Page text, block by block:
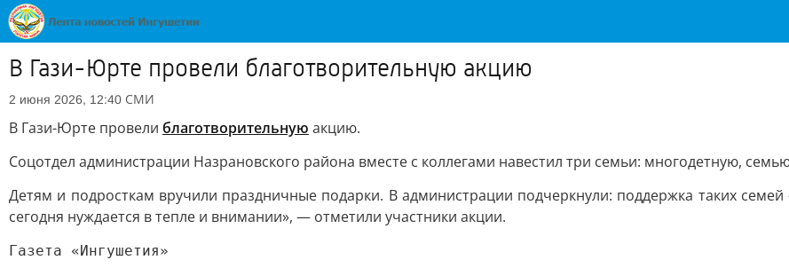
В Гази-Юрте провели благотворительную акцию
2 июня 2026, 12:40 СМИ
В Гази-Юрте провели благотворительную акцию.
Соцотдел администрации Назрановского района вместе с коллегами навестил три семьи: многодетную,
Детям и подросткам вручили праздничные подарки. В администрации подчеркнули: поддержка таких
сегодня нуждается в тепле и внимании», — отметили участники акции.
Газета «Ингушетия»